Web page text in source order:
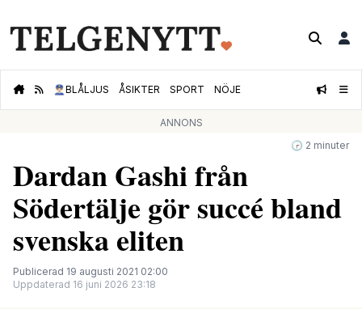
👮🏻‍♂️BLÅLJUS ÅSIKTER SPORT NÖJE
ANNONS
🕝 2 minuter
Dardan Gashi från
Södertälje gör succé bland
svenska eliten
Publicerad 19 augusti 2021 02:00
Uppdaterad 16 juni 2026 23:18